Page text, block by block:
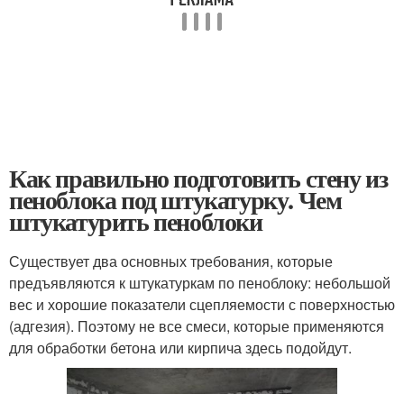
Как правильно подготовить стену из
пеноблока под штукатурку. Чем
штукатурить пеноблоки
Существует два основных требования, которые
предъявляются к штукатуркам по пеноблоку: небольшой
вес и хорошие показатели сцепляемости с поверхностью
(адгезия). Поэтому не все смеси, которые применяются
для обработки бетона или кирпича здесь подойдут.